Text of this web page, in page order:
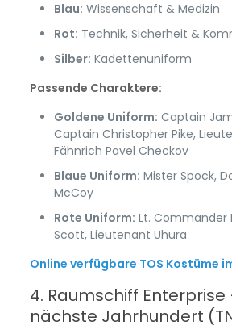
Blau: Wissenschaft & Medizin
Rot: Technik, Sicherheit &
Silber: Kadettenuniform
Passende Charaktere:
Goldene Uniform: Captain
Captain Christopher Pike,
Fähnrich Pavel Checkov
Blaue Uniform: Mister Spock,
McCoy
Rote Uniform: Lt.
Scott, Lieutenant Uhura
Online verfügbare TOS Kostüme
4. Raumschiff
nächste Jahrhundert